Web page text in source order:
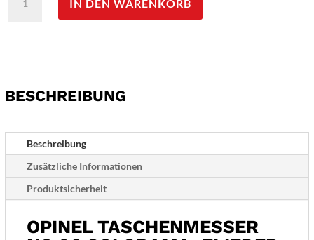
Taschenmesser
rostfrei,
Kordel
Gravur
möglich
Menge
IN DEN WARENKORB
BESCHREIBUNG
Beschreibung
Zusätzliche Informationen
Produktsicherheit
OPINEL TASCHENMESSER